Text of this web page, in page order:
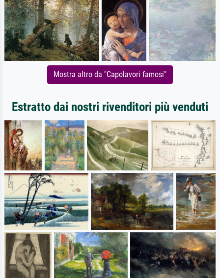
Mostra altro da "Capolavori famosi"
Estratto dai nostri rivenditori più venduti